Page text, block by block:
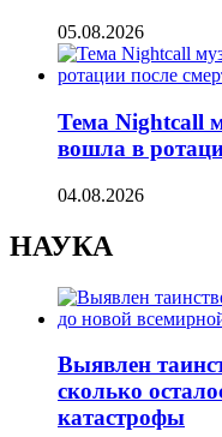
05.08.2026
Тема Nightcall
вошла в
04.08.2026
НАУКА
Выявлен
сколько
катастрофы